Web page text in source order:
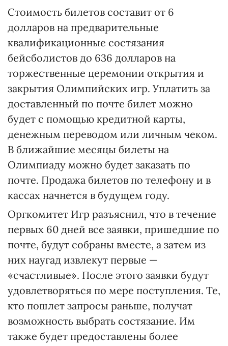
Стоимость билетов составит от 6
долларов на предварительные
квалификационные состязания
бейсболистов до 636 долларов на
торжественные церемонии открытия и
закрытия Олимпийских игр. Уплатить за
доставленный по почте билет можно
будет с помощью кредитной карты,
денежным переводом или личным чеком.
В ближайшие месяцы билеты на
Олимпиаду можно будет заказать по
почте. Продажа билетов по телефону и в
кассах начнется в будущем году.
Оргкомитет Игр разъяснил, что в течение
первых 60 дней все заявки, пришедшие по
почте, будут собраны вместе, а затем из
них наугад извлекут первые —
«счастливые». После этого заявки будут
удовлетворяться по мере поступления. Те,
кто пошлет запросы раньше, получат
возможность выбрать состязание. Им
также будет предоставлены более